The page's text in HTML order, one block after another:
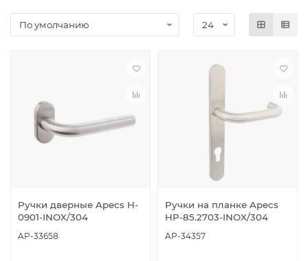
Ручки дверные Apecs H-
0901-INOX/304
AP-33658
Ручки на планке Apecs
HP-85.2703-INOX/304
AP-34357